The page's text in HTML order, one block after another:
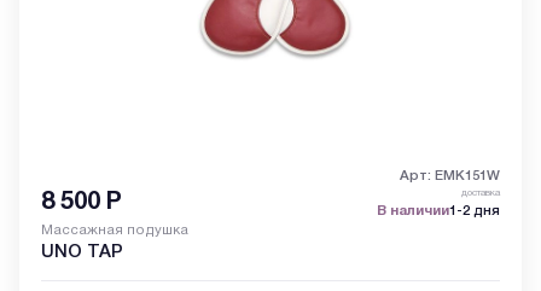
Арт: EMK151W
8 500 Р доставка
В наличии1-2 дня
Массажная подушка
UNO TAP